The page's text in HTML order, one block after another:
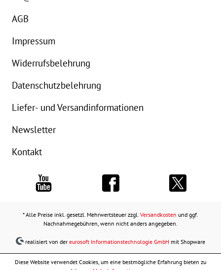
AGB
Impressum
Widerrufsbelehrung
Datenschutzbelehrung
Liefer- und Versandinformationen
Newsletter
Kontakt
* Alle Preise inkl. gesetzl. Mehrwertsteuer zzgl. Versandkosten und ggf.
Nachnahmegebühren, wenn nicht anders angegeben.
realisiert von dereurosoft Informationstechnologie GmbH mit Shopware
Diese Website verwendet Cookies, um eine bestmögliche Erfahrung bieten zu